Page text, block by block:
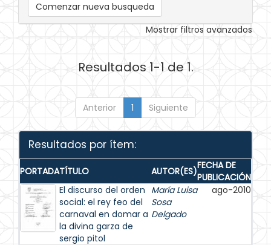
Comenzar nueva busqueda
Mostrar filtros avanzados
Resultados 1-1 de 1.
Anterior 1 Siguiente
Resultados por ítem:
PORTADATÍTULO AUTOR(ES)FECHA DE
PUBLICACIÓN
El discurso del orden
social: el rey feo del
carnaval en domar a
la divina garza de
sergio pitol
María Luisa
Sosa
Delgado
ago-2010